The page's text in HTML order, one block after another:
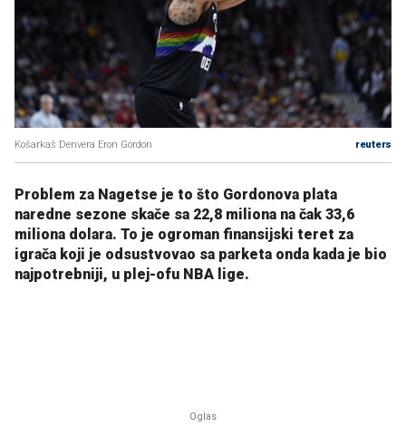
Košarkaš Denvera Eron Gordon reuters
Problem za Nagetse je to što Gordonova plata
naredne sezone skače sa 22,8 miliona na čak 33,6
miliona dolara. To je ogroman finansijski teret za
igrača koji je odsustvovao sa parketa onda kada je bio
najpotrebniji, u plej-ofu NBA lige.